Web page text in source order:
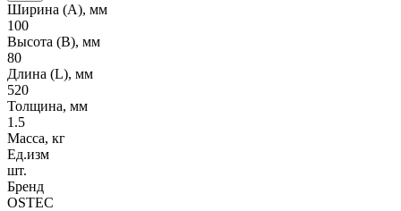
Ширина (А), мм
100
Высота (В), мм
80
Длина (L), мм
520
Толщина, мм
1.5
Масса, кг
Ед.изм
шт.
Бренд
OSTEC